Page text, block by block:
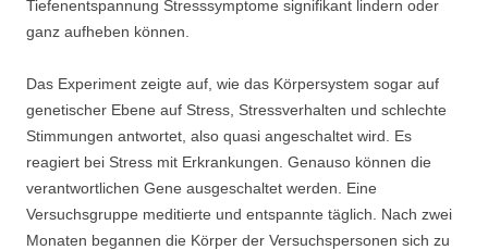
Tiefenentspannung Stresssymptome signifikant lindern oder
ganz aufheben können.
Das Experiment zeigte auf, wie das Körpersystem sogar auf
genetischer Ebene auf Stress, Stressverhalten und schlechte
Stimmungen antwortet, also quasi angeschaltet wird. Es
reagiert bei Stress mit Erkrankungen. Genauso können die
verantwortlichen Gene ausgeschaltet werden. Eine
Versuchsgruppe meditierte und entspannte täglich. Nach zwei
Monaten begannen die Körper der Versuchspersonen sich zu